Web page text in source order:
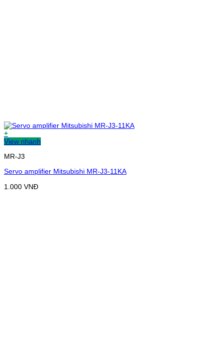
+
View nhanh
MR-J3
Servo amplifier Mitsubishi MR-J3-11KA
1.000 VNĐ